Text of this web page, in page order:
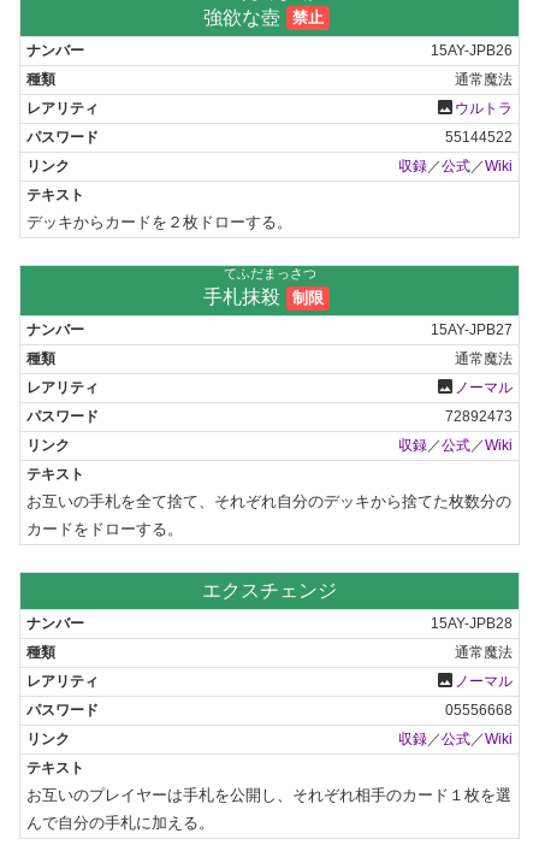
強欲な壺 禁止
15AY-JPB26
通常魔法
photo ウルトラ
55144522
収録 ／公式 ／Wiki
デッキからカードを２枚ドローする。
てふだまっさつ
手札抹殺 制限
15AY-JPB27
通常魔法
photo ノーマル
72892473
収録／公式／Wiki
お互いの手札を全て捨て、それぞれ自分のデッキから捨てた枚数分の
カードをドローする。
エクスチェンジ
15AY-JPB28
通常魔法
photo ノーマル
05556668
収録／公式／Wiki
お互いのプレイヤーは手札を公開し、それぞれ相手のカード１枚を選
んで自分の手札に加える。